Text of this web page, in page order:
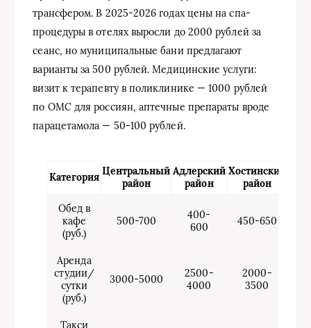
трансфером. В 2025-2026 годах цены на спа-
процедуры в отелях выросли до 2000 рублей за
сеанс, но муниципальные бани предлагают
варианты за 500 рублей. Медицинские услуги:
визит к терапевту в поликлинике — 1000 рублей
по ОМС для россиян, аптечные препараты вроде
парацетамола — 50-100 рублей.
Категория Центральный
район
Адлерский
район
Хостинский
район
Обед в
кафе
(руб.)
500-700
400-
600
450-650
Аренда
студии/
сутки
(руб.)
3000-5000
2500-
4000
2000-
3500